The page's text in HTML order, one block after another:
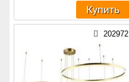
Купить
202972